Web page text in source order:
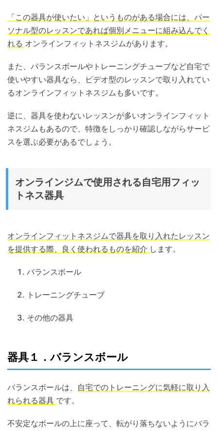
「この器具が使いたい」というものがある場合には、パー
ソナル型のレッスンであれば個別メニューに組み込んでく
れる オンラインフィットネスジムがあります。
また、バランスボールやトレーニングチューブなど自宅で
使いやすい器具なら、ビデオ型のレッスンで取り入れてい
るオンラインフィットネスジムも多いです。
逆に、器具を使わないレッスンが多いオンラインフィット
ネスジムもあるので、特徴をしっかり確認しながらサービ
スを選ぶ必要があるでしょう。
オンラインジムで使用される自宅用フィッ
トネス器具
オンラインフィットネスジムで器具を取り入れたレッスン
を提供する際、良く使われるものを紹介 します。
バランスボール
トレーニングチューブ
その他の器具
器具１．バランスボール
バランスボールは、 自宅でのトレーニングに気軽に取り入
れられる器具 です。
不安定なボールの上に座って、転がり落ちないようにバラ